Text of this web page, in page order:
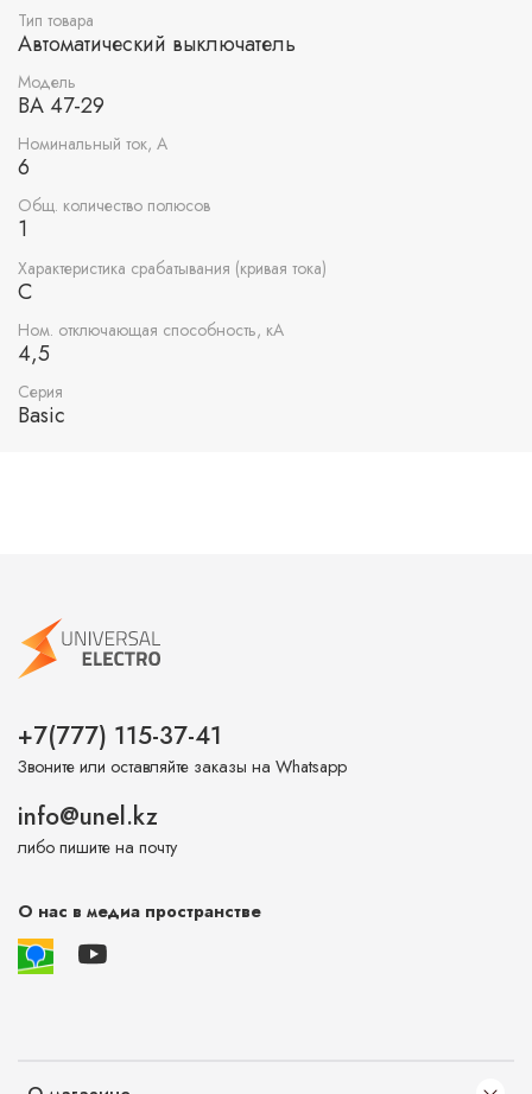
Тип товара
Автоматический выключатель
Модель
ВА 47-29
Номинальный ток, А
6
Общ. количество полюсов
1
Характеристика срабатывания (кривая тока)
C
Ном. отключающая способность, кА
4,5
Серия
Basic
+7(777) 115-37-41
Звоните или оставляйте заказы на Whatsapp
info@unel.kz
либо пишите на почту
О нас в медиа пространстве